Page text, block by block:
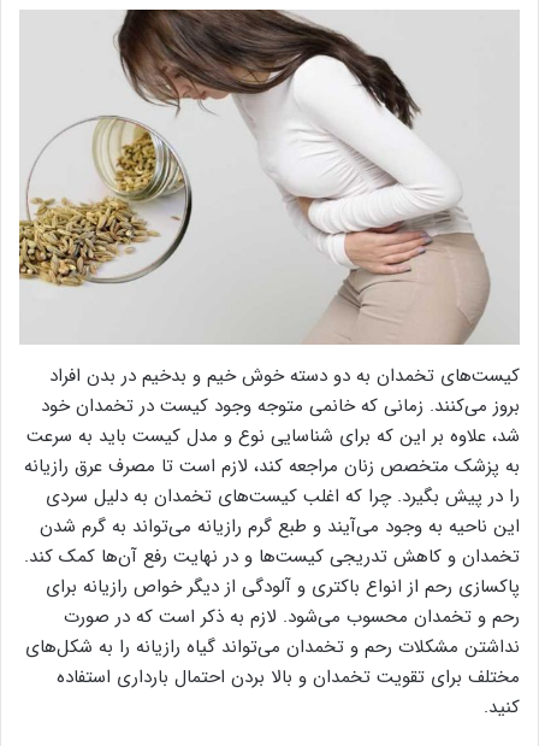
کیست‌های تخمدان به دو دسته خوش خیم و بدخیم در بدن افراد
بروز می‌کنند. زمانی که خانمی متوجه وجود کیست در تخمدان خود
شد، علاوه بر این که برای شناسایی نوع و مدل کیست باید به سرعت
به پزشک متخصص زنان مراجعه کند، لازم است تا مصرف عرق رازیانه
را در پیش بگیرد. چرا که اغلب کیست‌های تخمدان به دلیل سردی
این ناحیه به وجود می‌آیند و طبع گرم رازیانه می‌تواند به گرم شدن
تخمدان و کاهش تدریجی کیست‌ها و در نهایت رفع آن‌ها کمک کند.
پاکسازی رحم از انواع باکتری و آلودگی از دیگر خواص رازیانه برای
رحم و تخمدان محسوب می‌شود. لازم به ذکر است که در صورت
نداشتن مشکلات رحم و تخمدان می‌تواند گیاه رازیانه را به شکل‌های
مختلف برای تقویت تخمدان و بالا بردن احتمال بارداری استفاده
کنید.